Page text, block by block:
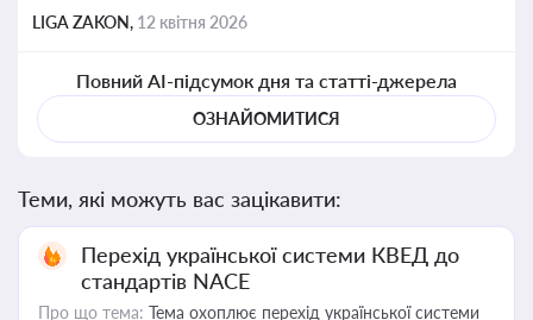
LIGA ZAKON, 12 квітня 2026
Повний AI-підсумок дня та статті-джерела
ОЗНАЙОМИТИСЯ
Теми, які можуть вас зацікавити:
Перехід української системи КВЕД до
стандартів NACE
Про що тема: Тема охоплює перехід української системи